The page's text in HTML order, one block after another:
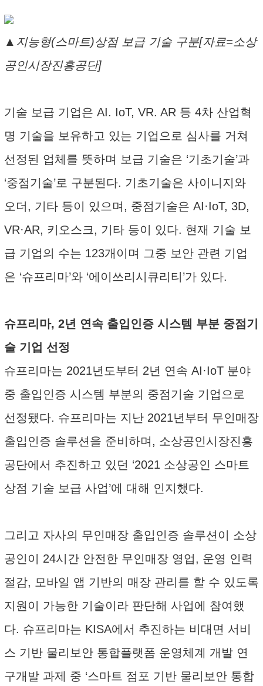
▲지능형(스마트)상점 보급 기술 구분[자료=소상
공인시장진흥공단]
기술 보급 기업은 AI. IoT, VR. AR 등 4차 산업혁
명 기술을 보유하고 있는 기업으로 심사를 거쳐
선정된 업체를 뜻하며 보급 기술은 ‘기초기술’과
‘중점기술’로 구분된다. 기초기술은 사이니지와
오더, 기타 등이 있으며, 중점기술은 AI·IoT, 3D,
VR·AR, 키오스크, 기타 등이 있다. 현재 기술 보
급 기업의 수는 123개이며 그중 보안 관련 기업
은 ‘슈프리마’와 ‘에이쓰리시큐리티’가 있다.
슈프리마, 2년 연속 출입인증 시스템 부분 중점기
술 기업 선정
슈프리마는 2021년도부터 2년 연속 AI·IoT 분야
중 출입인증 시스템 부분의 중점기술 기업으로
선정됐다. 슈프리마는 지난 2021년부터 무인매장
출입인증 솔루션을 준비하며, 소상공인시장진흥
공단에서 추진하고 있던 ‘2021 소상공인 스마트
상점 기술 보급 사업’에 대해 인지했다.
그리고 자사의 무인매장 출입인증 솔루션이 소상
공인이 24시간 안전한 무인매장 영업, 운영 인력
절감, 모바일 앱 기반의 매장 관리를 할 수 있도록
지원이 가능한 기술이라 판단해 사업에 참여했
다. 슈프리마는 KISA에서 추진하는 비대면 서비
스 기반 물리보안 통합플랫폼 운영체계 개발 연
구개발 과제 중 ‘스마트 점포 기반 물리보안 통합